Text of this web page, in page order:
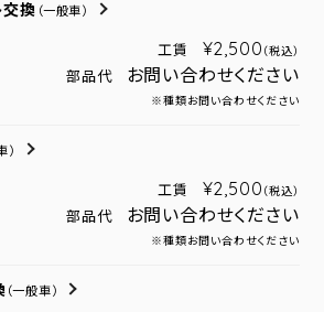
交換 （一般車）
工賃 ¥2,500 （税込）
部品代 お問い合わせください
※種類お問い合わせください
）
工賃 ¥2,500 （税込）
部品代 お問い合わせください
※種類お問い合わせください
（一般車）